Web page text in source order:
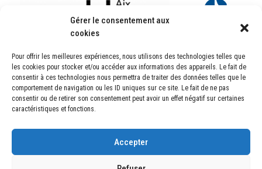
Gérer le consentement aux
cookies
Pour offrir les meilleures expériences, nous utilisons des technologies telles que
les cookies pour stocker et/ou accéder aux informations des appareils. Le fait de
consentir à ces technologies nous permettra de traiter des données telles que le
comportement de navigation ou les ID uniques sur ce site. Le fait de ne pas
consentir ou de retirer son consentement peut avoir un effet négatif sur certaines
caractéristiques et fonctions.
Accepter
UMR7326
Pôle de l’Étoile Site de Château-Gombert
13388 Marseille CEDEX 13 FRANCE